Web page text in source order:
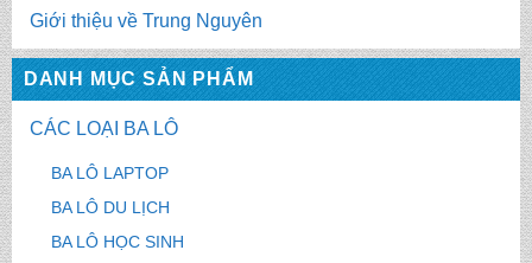
Giới thiệu về Trung Nguyên
DANH MỤC SẢN PHẨM
CÁC LOẠI BA LÔ
BA LÔ LAPTOP
BA LÔ DU LỊCH
BA LÔ HỌC SINH